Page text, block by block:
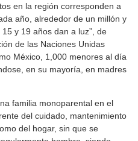
en la región corresponden a
año, alrededor de un millón y
y 19 años dan a luz”, de
de las Naciones Unidas
México, 1,000 menores al día
en su mayoría, en madres
familia monoparental en el
del cuidado, mantenimiento
del hogar, sin que se